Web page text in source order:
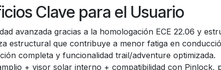
Clave para el Usuario
avanzada gracias a la homologación ECE 22.06 y
estructural que contribuye a menor fatiga en
completa y funcionalidad trail/adventure optimizada.
+ visor solar interno + compatibilidad con Pinlock,